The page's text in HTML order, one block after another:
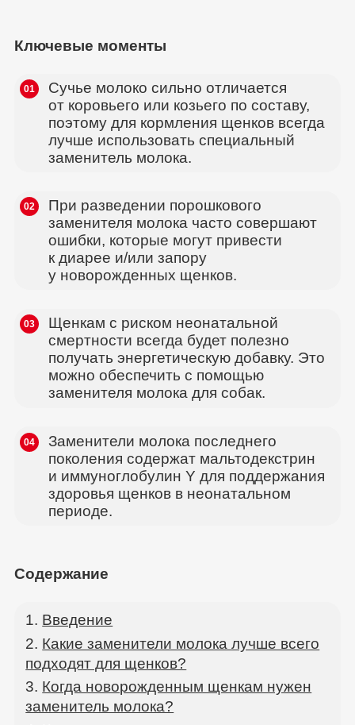
Ключевые моменты
01
Сучье молоко сильно отличается
от коровьего или козьего по составу,
поэтому для кормления щенков всегда
лучше использовать специальный
заменитель молока.
02
При разведении порошкового
заменителя молока часто совершают
ошибки, которые могут привести
к диарее и/или запору
у новорожденных щенков.
03
Щенкам с риском неонатальной
смертности всегда будет полезно
получать энергетическую добавку. Это
можно обеспечить с помощью
заменителя молока для собак.
04
Заменители молока последнего
поколения содержат мальтодекстрин
и иммуноглобулин Y для поддержания
здоровья щенков в неонатальном
периоде.
Содержание
Введение
Какие заменители молока лучше всего
подходят для щенков?
Когда новорожденным щенкам нужен
заменитель молока?